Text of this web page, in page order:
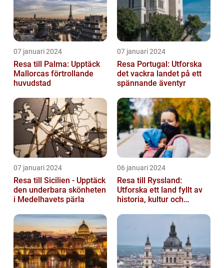
07 januari 2024
Resa till Palma: Upptäck
Mallorcas förtrollande
huvudstad
07 januari 2024
Resa Portugal: Utforska
det vackra landet på ett
spännande äventyr
07 januari 2024
Resa till Sicilien - Upptäck
den underbara skönheten
i Medelhavets pärla
06 januari 2024
Resa till Ryssland:
Utforska ett land fyllt av
historia, kultur och